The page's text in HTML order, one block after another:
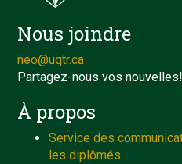
Nous joindre
neo@uqtr.ca
Partagez-nous vos nouvelles!
À propos
Service des
les diplômés